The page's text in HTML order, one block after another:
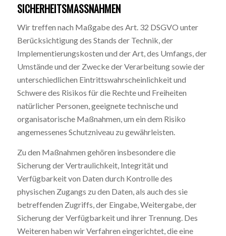
SICHERHEITSMASSNAHMEN
Wir treffen nach Maßgabe des Art. 32 DSGVO unter
Berücksichtigung des Stands der Technik, der
Implementierungskosten und der Art, des Umfangs, der
Umstände und der Zwecke der Verarbeitung sowie der
unterschiedlichen Eintrittswahrscheinlichkeit und
Schwere des Risikos für die Rechte und Freiheiten
natürlicher Personen, geeignete technische und
organisatorische Maßnahmen, um ein dem Risiko
angemessenes Schutzniveau zu gewährleisten.
Zu den Maßnahmen gehören insbesondere die
Sicherung der Vertraulichkeit, Integrität und
Verfügbarkeit von Daten durch Kontrolle des
physischen Zugangs zu den Daten, als auch des sie
betreffenden Zugriffs, der Eingabe, Weitergabe, der
Sicherung der Verfügbarkeit und ihrer Trennung. Des
Weiteren haben wir Verfahren eingerichtet, die eine